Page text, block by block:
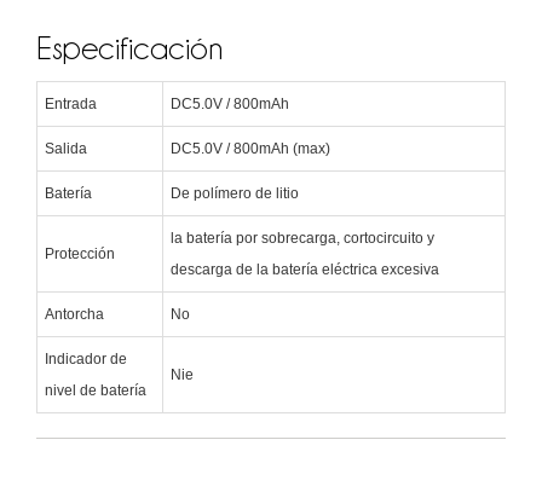
Especificación
Entrada DC5.0V / 800mAh
Salida DC5.0V / 800mAh (max)
Batería De polímero de litio
Protección
la batería por sobrecarga, cortocircuito y
descarga de la batería eléctrica excesiva
Antorcha No
Indicador de
nivel de batería
Nie